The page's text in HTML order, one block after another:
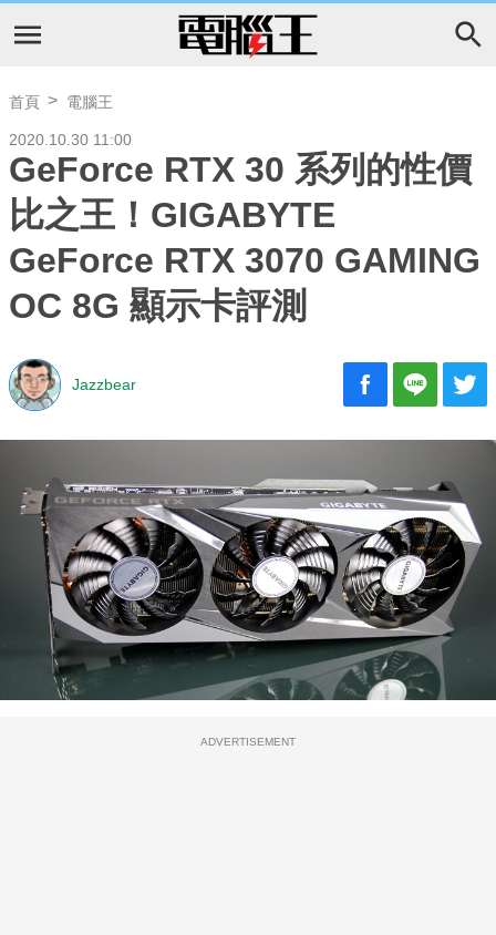
首頁 電腦王
2020.10.30 11:00
GeForce RTX 30 系列的性價
比之王！GIGABYTE
GeForce RTX 3070 GAMING
OC 8G 顯示卡評測
Jazzbear
ADVERTISEMENT